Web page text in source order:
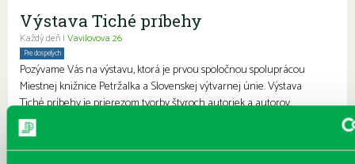
Výstava Tiché príbehy
Každý deň | Vavilovova 26
Pre dospelých
Pozývame Vás na výstavu, ktorá je prvou spoločnou spoluprácou
Miestnej knižnice Petržalka a Slovenskej výtvarnej únie. Výstava
Tiché príbehy je prierezom tvorby štyroch autoriek a autorov,
združených v Občianskom združení Medzi hranicou a hrádzou.
Združenie vzniklo v roku 2001 a nositeľkou ideí bola a je Denisa
Olexa Bogdalíková. Združenie má sedem členov naprieč